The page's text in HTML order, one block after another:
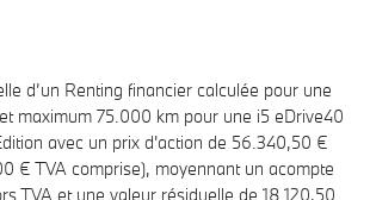
d’un Renting financier calculée pour une
maximum 75.000 km pour une i5 eDrive40
avec un prix d'action de 56.340,50 €
€ TVA comprise), moyennant un acompte
TVA et une valeur résiduelle de 18.120,50